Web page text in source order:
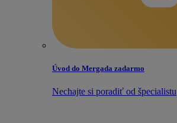
Úvod do Mergada zadarmo
Nechajte si poradiť od špecialistu